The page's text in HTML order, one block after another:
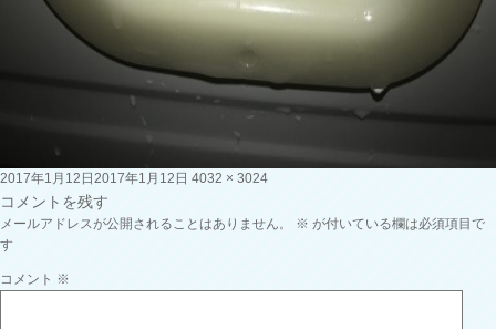
投
稿
日:
2017年1月12日 2017年1月12日 フ
サ
4032 × 3024
コメントを残す
メールアドレスが公開されることはありません。 ※ が付いている欄は必須項目で
す
コメント ※